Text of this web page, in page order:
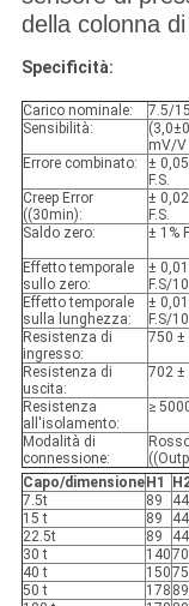
della colonna
Specificità:
Carico nominale:
7.5/
Sensibilità:
mV/V
Errore combinato:
±
F.S.
Creep Error
((30min):
±
F.S.
Saldo zero: ± 1%
Effetto temporale
sullo zero:
±
F.S/
Effetto temporale
sulla lunghezza:
±
F.S/
Resistenza di
ingresso:
750 ±
Resistenza di
uscita:
702 ±
Resistenza
all'isolamento:
≥
Modalità di
connessione:
Capo/dimensione H1
7.5t
89 44
15 t
89 44
22.5t
89 44
30 t
14070
40 t
15075
50 t
178 89